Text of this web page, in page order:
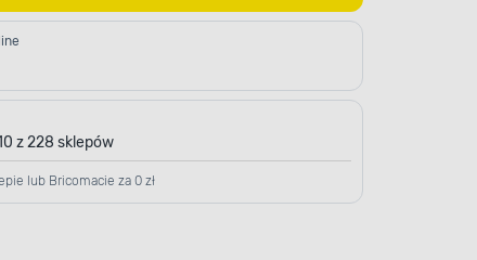
z 228 sklepów
lub Bricomacie za 0 zł